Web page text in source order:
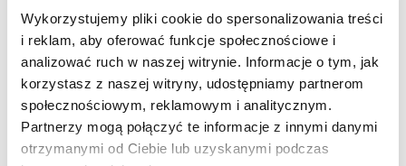
Wykorzystujemy pliki cookie do spersonalizowania treści
i reklam, aby oferować funkcje społecznościowe i
analizować ruch w naszej witrynie. Informacje o tym, jak
korzystasz z naszej witryny, udostępniamy partnerom
społecznościowym, reklamowym i analitycznym.
Partnerzy mogą połączyć te informacje z innymi danymi
otrzymanymi od Ciebie lub uzyskanymi podczas
Regulamin wypożyczalni
Nie pobieramy kaucji za wypożyczenie tego
produktu